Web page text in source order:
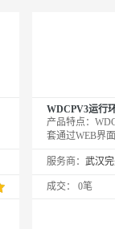
WDCPV3运行
产品特点：
套通过WEB界
我们的网站服
服务商：
成交： 0笔